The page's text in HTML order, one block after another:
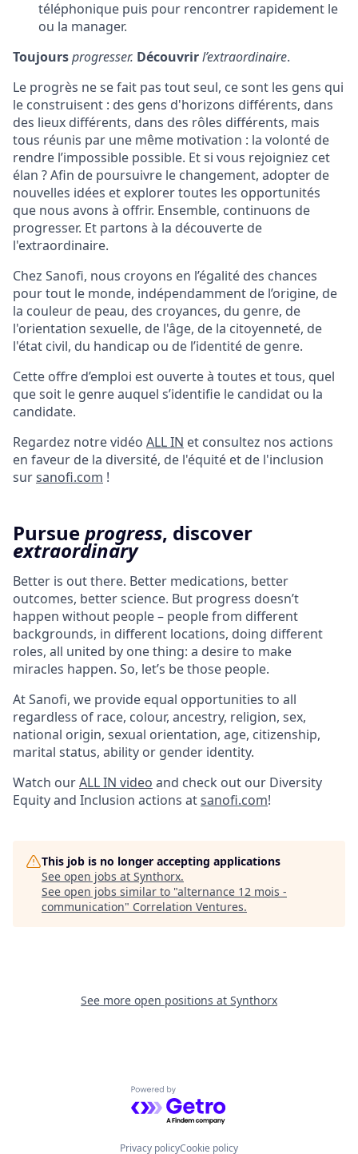
téléphonique puis pour rencontrer rapidement le
ou la manager.
Toujoursprogresser. Découvrirl’extraordinaire.
Le progrès ne se fait pas tout seul, ce sont les gens qui
le construisent : des gens d'horizons différents, dans
des lieux différents, dans des rôles différents, mais
tous réunis par une même motivation : la volonté de
rendre l’impossible possible. Et si vous rejoigniez cet
élan ? Afin de poursuivre le changement, adopter de
nouvelles idées et explorer toutes les opportunités
que nous avons à offrir. Ensemble, continuons de
progresser. Et partons à la découverte de
l'extraordinaire.
Chez Sanofi, nous croyons en l’égalité des chances
pour tout le monde, indépendamment de l’origine, de
la couleur de peau, des croyances, du genre, de
l'orientation sexuelle, de l'âge, de la citoyenneté, de
l'état civil, du handicap ou de l’identité de genre.
Cette offre d’emploi est ouverte à toutes et tous, quel
que soit le genre auquel s’identifie le candidat ou la
candidate.
Regardez notre vidéo ALL IN et consultez nos actions
en faveur de la diversité, de l'équité et de l'inclusion
sursanofi.com !
Pursueprogress, discover
extraordinary
Better is out there. Better medications, better
outcomes, better science. But progress doesn’t
happen without people – people from different
backgrounds, in different locations, doing different
roles, all united by one thing: a desire to make
miracles happen. So, let’s be those people.
At Sanofi, we provide equal opportunities to all
regardless of race, colour, ancestry, religion, sex,
national origin, sexual orientation, age, citizenship,
marital status, ability or gender identity.
Watch ourALL IN video and check out our Diversity
Equity and Inclusion actions atsanofi.com!
This job is no longer accepting applications
See open jobs at Synthorx.
See open jobs similar to "alternance 12 mois -
communication" Correlation Ventures.
See more open positions at Synthorx
Powered by Getro.com
Privacy policyCookie policy